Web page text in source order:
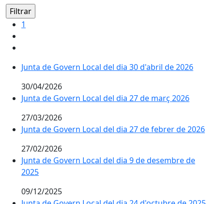
1
Junta de Govern Local del dia 30 d'abril de 2026
30/04/2026
Junta de Govern Local del dia 27 de març 2026
27/03/2026
Junta de Govern Local del dia 27 de febrer de 2026
27/02/2026
Junta de Govern Local del dia 9 de desembre de
2025
09/12/2025